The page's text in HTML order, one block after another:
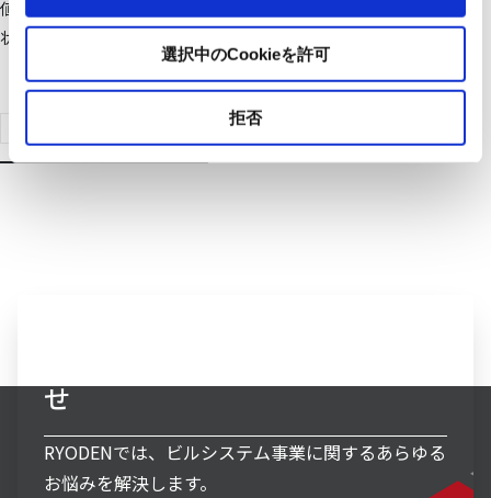
選択中のCookieを許可
拒否
値向上、管理業務の省力化・省人化、省エネを支援。ビルの利用
状況に合わせた機能追加も可能です。
せ
RYODENでは、ビルシステム事業に関するあらゆる
お悩みを解決します。